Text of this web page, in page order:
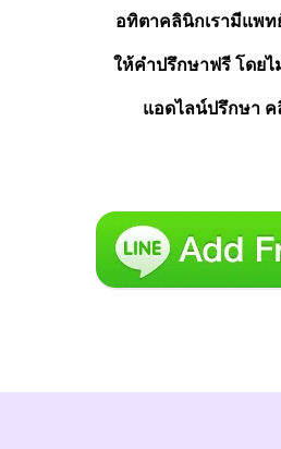
อทิตาคลินิกเรามีแพ
ให้คำปรึกษาฟรี โดยไ
แอดไลน์ปรึกษา ค